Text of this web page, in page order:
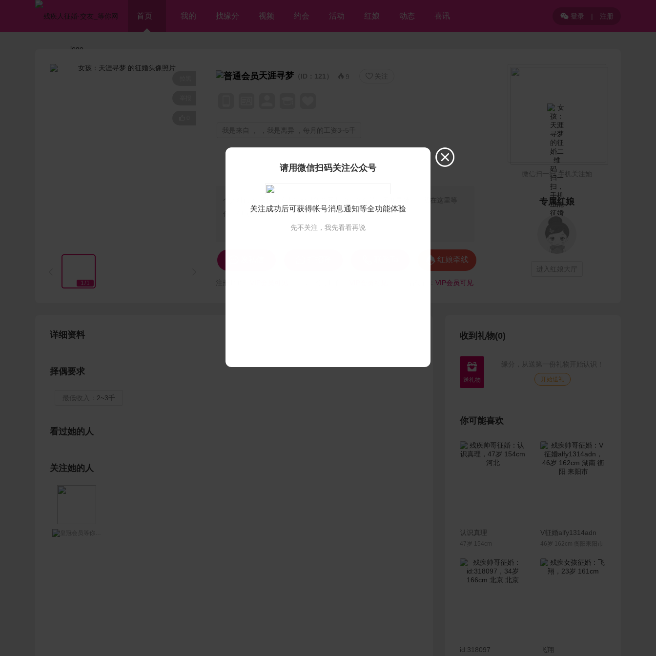
首页 我的 找缘分 视频 约会 活动 红娘 动态 喜讯 登录 | 注册
1/1
天涯寻梦 （ID：121）  9  关注
我是来自 ， ，我是离异 ，每月的工资3~5千
个人独白：
我是残疾人征婚【等你网】的美女会员♡天涯寻梦♡，我在这里等
你，但愿不离不弃💘
 红娘牵线
VIP会员可见
微信扫一扫 手机关注她
专属红娘
进入红娘大厅
详细资料
择偶要求
最低收入： 2~3千
看过她的人
关注她的人
等你网王哥
收到礼物(0)
 缘分，从送第一份礼物开始认识！
开始送礼
你可能喜欢
联系Ta
认识真理
47岁 154cm
联系Ta
V征婚alfy1314adn
46岁 162cm 衡阳耒阳市
联系Ta
id:318097 飞翔

请用微信扫码关注公众号
关注成功后可获得帐号消息通知等全功能体验
先不关注，我先看看再说